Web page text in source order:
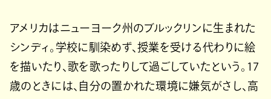
アメリカはニューヨーク州のブルックリンに生まれた
シンディ。学校に馴染めず、授業を受ける代わりに絵
を描いたり、歌を歌ったりして過ごしていたという。17
歳のときには、自分の置かれた環境に嫌気がさし、高